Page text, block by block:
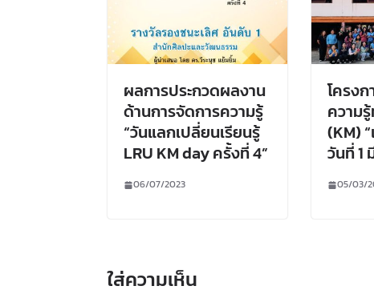
ผลการประกวดผลงาน
ด้านการจัดการความรู้
“วันแลกเปลี่ยนเรียนรู้
LRU KM day ครั้งที่ 4”
06/07/2023
โครง
ความ
(KM)
วันที่ 1
05/03/
ใส่ความเห็น